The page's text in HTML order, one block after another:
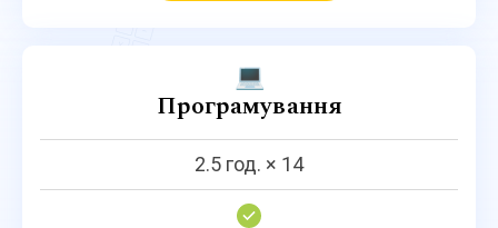
💻
Програмування
2.5 год. × 14